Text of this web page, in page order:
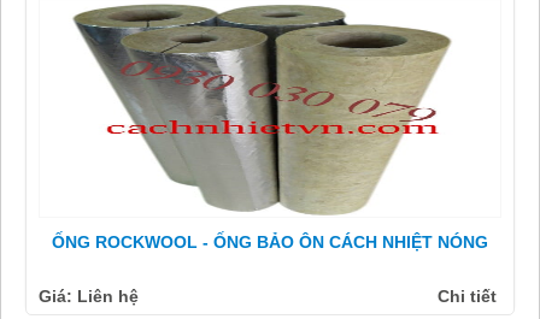
ỐNG ROCKWOOL - ỐNG BẢO ÔN CÁCH NHIỆT NÓNG
Giá: Liên hệ Chi tiết